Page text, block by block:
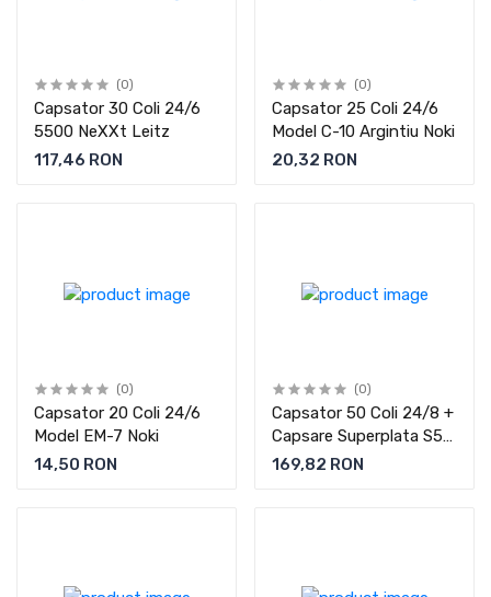
(0)
Capsator 30 Coli 24/6
5500 NeXXt Leitz
117,46 RON
(0)
Capsator 25 Coli 24/6
Model C-10 Argintiu Noki
20,32 RON
(0)
Capsator 20 Coli 24/6
Model EM-7 Noki
14,50 RON
(0)
Capsator 50 Coli 24/8 +
Capsare Superplata S50
Rapid
169,82 RON